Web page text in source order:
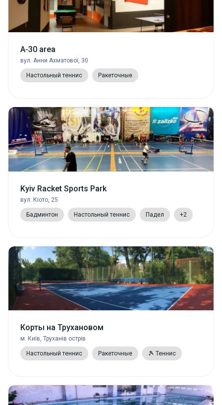
A-30 area
вул. Анни Ахматової, 30
Настольный теннис Ракеточные
Kyiv Racket Sports Park
вул. Кіото, 25
Бадминтон Настольный теннис Падел +2
Корты на Трухановом
м. Київ, Труханів острів
Настольный теннис Ракеточные 🎾 Теннис